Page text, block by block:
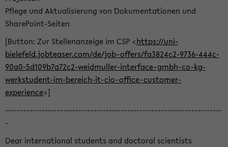
Pflege und Aktualisierung von Dokumentationen und
SharePoint-Seiten
[Button: Zur Stellenanzeige im CSP <https://uni-
bielefeld.jobteaser.com/de/job-offers/fa3824c2-9736-444c-
90a0-5d109b7a72c2-weidmuller-interface-gmbh-co-kg-
werkstudent-im-bereich-it-cio-office-customer-
experience>]
-----------------------------------------------------------------------
-
Dear international students and doctoral scientists